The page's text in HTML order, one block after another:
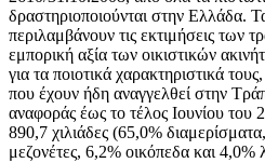
δραστηριοποιούνται στην Ελλάδα.
περιλαμβάνουν τις εκτιμήσεις των
εμπορική αξία των οικιστικών
για τα ποιοτικά χαρακτηριστικά
που έχουν ήδη αναγγελθεί στην
αναφοράς έως το τέλος Ιουνίου του
890,7 χιλιάδες (65,0%
μεζονέτες, 6,2% οικόπεδα και 4,0%